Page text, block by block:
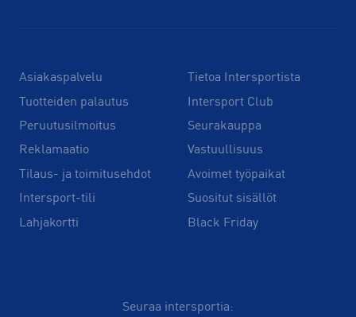
Asiakaspalvelu
Tuotteiden palautus
Peruutusilmoitus
Reklamaatio
Tilaus- ja toimitusehdot
Intersport-tili
Lahjakortti
Tietoa Intersportista
Intersport Club
Seurakauppa
Vastuullisuus
Avoimet työpaikat
Suositut sisällöt
Black Friday
Seuraa intersportia: